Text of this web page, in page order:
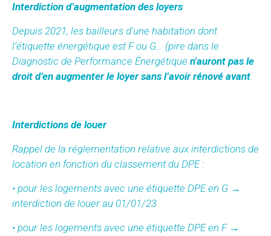
Interdiction d’augmentation des loyers
Depuis 2021, les bailleurs d'une habitation dont
l’étiquette énergétique est F ou G… (pire dans le
Diagnostic de Performance Énergétique n'auront pas le
droit d’en augmenter le loyer sans l’avoir rénové avant.
Interdictions de louer
Rappel de la réglementation relative aux interdictions de
location en fonction du classement du DPE :
• pour les logements avec une étiquette DPE en G →
interdiction de louer au 01/01/23
• pour les logements avec une étiquette DPE en F →